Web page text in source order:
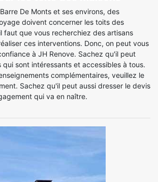
De Monts et ses environs, des
doivent concerner les toits des
faut que vous recherchiez des artisans
ces interventions. Donc, on peut vous
à JH Renove. Sachez qu'il peut
sont intéressants et accessibles à tous.
complémentaires, veuillez le
Sachez qu'il peut aussi dresser le devis
qui va en naître.